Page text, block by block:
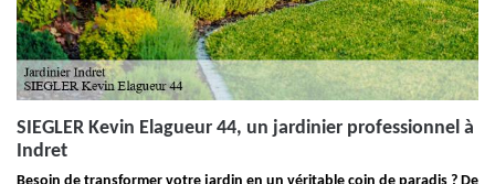
SIEGLER Kevin Elagueur 44, un jardinier professionnel à
Indret